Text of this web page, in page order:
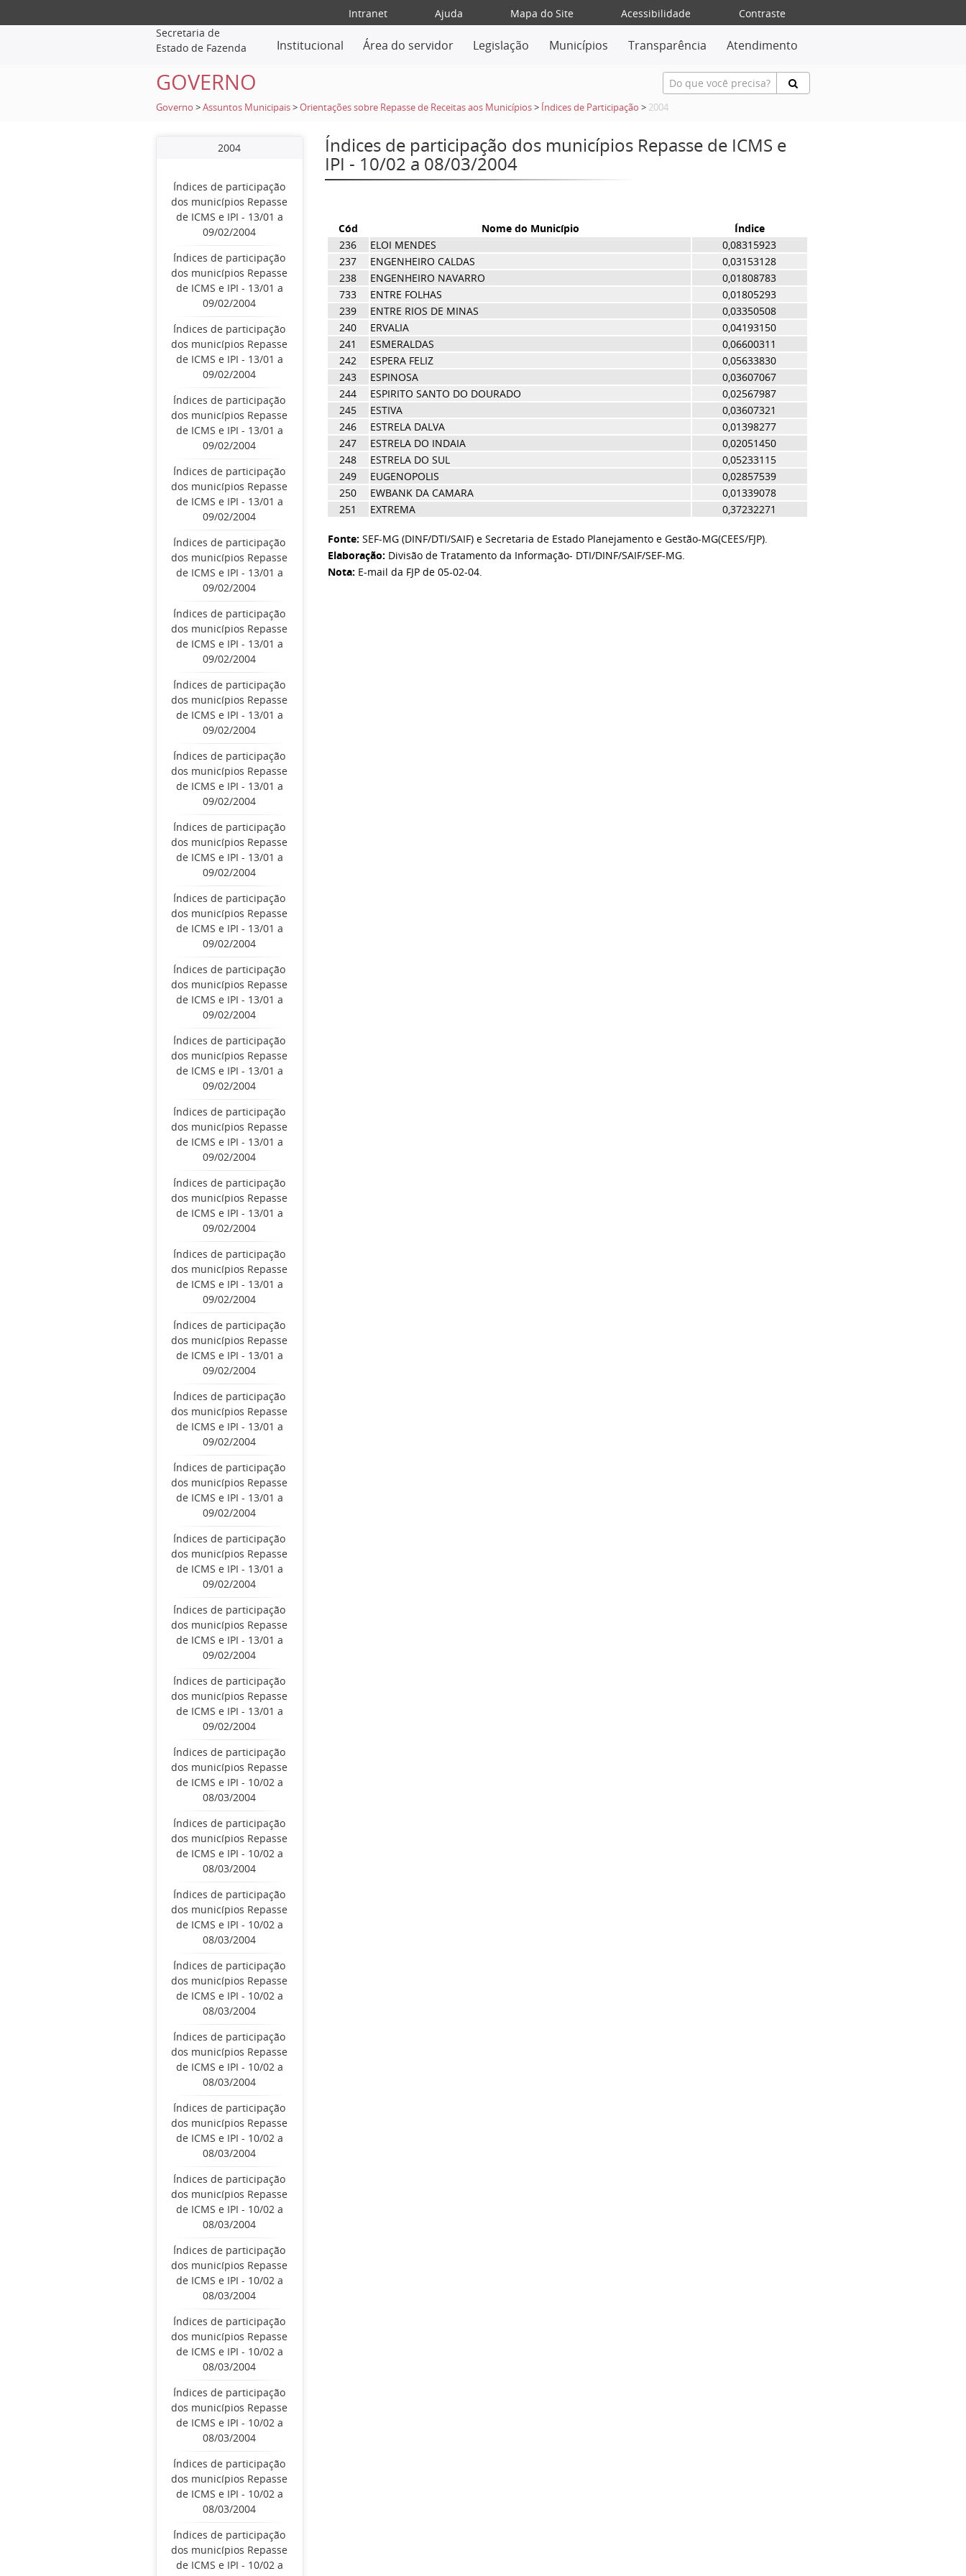
Intranet Ajuda Mapa do Site Acessibilidade
Contraste
Secretaria de
Estado de Fazenda
Institucional Área do servidor Legislação Municípios Transparência Atendimento
GOVERNO
Governo >Assuntos Municipais >Orientações sobre Repasse de Receitas aos Municípios > Índices de Participação > 2004
2004
Índices de participação
dos municípios Repasse
de ICMS e IPI - 13/01 a
09/02/2004
Índices de participação
dos municípios Repasse
de ICMS e IPI - 13/01 a
09/02/2004
Índices de participação
dos municípios Repasse
de ICMS e IPI - 13/01 a
09/02/2004
Índices de participação
dos municípios Repasse
de ICMS e IPI - 13/01 a
09/02/2004
Índices de participação
dos municípios Repasse
de ICMS e IPI - 13/01 a
09/02/2004
Índices de participação
dos municípios Repasse
de ICMS e IPI - 13/01 a
09/02/2004
Índices de participação
dos municípios Repasse
de ICMS e IPI - 13/01 a
09/02/2004
Índices de participação
dos municípios Repasse
de ICMS e IPI - 13/01 a
09/02/2004
Índices de participação
dos municípios Repasse
de ICMS e IPI - 13/01 a
09/02/2004
Índices de participação
dos municípios Repasse
de ICMS e IPI - 13/01 a
09/02/2004
Índices de participação
dos municípios Repasse
de ICMS e IPI - 13/01 a
09/02/2004
Índices de participação
dos municípios Repasse
de ICMS e IPI - 13/01 a
09/02/2004
Índices de participação
dos municípios Repasse
de ICMS e IPI - 13/01 a
09/02/2004
Índices de participação
dos municípios Repasse
de ICMS e IPI - 13/01 a
09/02/2004
Índices de participação
dos municípios Repasse
de ICMS e IPI - 13/01 a
09/02/2004
Índices de participação
dos municípios Repasse
de ICMS e IPI - 13/01 a
09/02/2004
Índices de participação
dos municípios Repasse
de ICMS e IPI - 13/01 a
09/02/2004
Índices de participação
dos municípios Repasse
de ICMS e IPI - 13/01 a
09/02/2004
Índices de participação
dos municípios Repasse
de ICMS e IPI - 13/01 a
09/02/2004
Índices de participação
dos municípios Repasse
de ICMS e IPI - 13/01 a
09/02/2004
Índices de participação
dos municípios Repasse
de ICMS e IPI - 13/01 a
09/02/2004
Índices de participação
dos municípios Repasse
de ICMS e IPI - 13/01 a
09/02/2004
Índices de participação
dos municípios Repasse
de ICMS e IPI - 10/02 a
08/03/2004
Índices de participação
dos municípios Repasse
de ICMS e IPI - 10/02 a
08/03/2004
Índices de participação
dos municípios Repasse
de ICMS e IPI - 10/02 a
08/03/2004
Índices de participação
dos municípios Repasse
de ICMS e IPI - 10/02 a
08/03/2004
Índices de participação
dos municípios Repasse
de ICMS e IPI - 10/02 a
08/03/2004
Índices de participação
dos municípios Repasse
de ICMS e IPI - 10/02 a
08/03/2004
Índices de participação
dos municípios Repasse
de ICMS e IPI - 10/02 a
08/03/2004
Índices de participação
dos municípios Repasse
de ICMS e IPI - 10/02 a
08/03/2004
Índices de participação
dos municípios Repasse
de ICMS e IPI - 10/02 a
08/03/2004
Índices de participação
dos municípios Repasse
de ICMS e IPI - 10/02 a
08/03/2004
Índices de participação
dos municípios Repasse
de ICMS e IPI - 10/02 a
08/03/2004
Índices de participação
dos municípios Repasse
de ICMS e IPI - 10/02 a
Índices de participação dos municípios Repasse de ICMS e
IPI - 10/02 a 08/03/2004
Cód Nome do Município
Índice
236
ELOI MENDES
0,08315923
237
ENGENHEIRO CALDAS
0,03153128
238
ENGENHEIRO NAVARRO
0,01808783
733
ENTRE FOLHAS
0,01805293
239
ENTRE RIOS DE MINAS
0,03350508
240
ERVALIA
0,04193150
241
ESMERALDAS
0,06600311
242
ESPERA FELIZ
0,05633830
243
ESPINOSA
0,03607067
244
ESPIRITO SANTO DO DOURADO
0,02567987
245
ESTIVA
0,03607321
246
ESTRELA DALVA
0,01398277
247
ESTRELA DO INDAIA
0,02051450
248
ESTRELA DO SUL
0,05233115
249
EUGENOPOLIS
0,02857539
250
EWBANK DA CAMARA
0,01339078
251
EXTREMA 0,37232271
Fonte: SEF-MG (DINF/DTI/SAIF) e Secretaria de Estado Planejamento e Gestão-MG(CEES/FJP).
Elaboração: Divisão de Tratamento da Informação- DTI/DINF/SAIF/SEF-MG.
Nota: E-mail da FJP de 05-02-04.